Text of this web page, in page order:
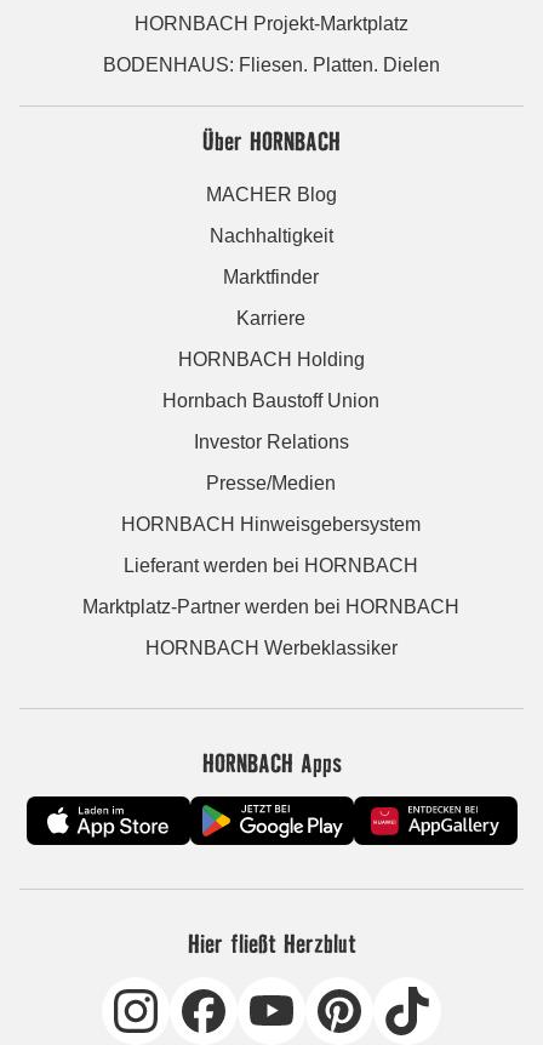
HORNBACH Projekt-Marktplatz
BODENHAUS: Fliesen. Platten. Dielen
Über HORNBACH
MACHER Blog
Nachhaltigkeit
Marktfinder
Karriere
HORNBACH Holding
Hornbach Baustoff Union
Investor Relations
Presse/Medien
HORNBACH Hinweisgebersystem
Lieferant werden bei HORNBACH
Marktplatz-Partner werden bei HORNBACH
HORNBACH Werbeklassiker
HORNBACH Apps
Hier fließt Herzblut